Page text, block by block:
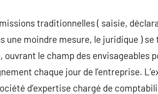
traditionnelles ( saisie,
une moindre mesure, le juridique )
le champ des envisageables
chaque jour de l’entreprise.
d’expertise chargé de